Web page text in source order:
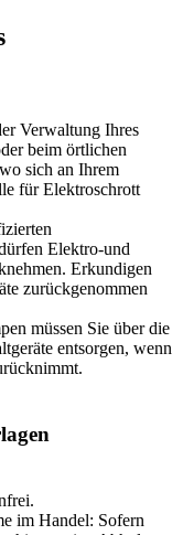
Verwaltung Ihres
beim örtlichen
sich an Ihrem
für Elektroschrott
Elektro-und
Erkundigen
zurückgenommen
müssen Sie über die
entsorgen, wenn
im Handel: Sofern